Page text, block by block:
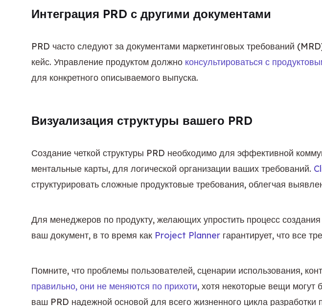
Интеграция PRD с другими документами
PRD часто следуют за документами маркетинговых требований
кейс. Управление продуктом должно консультироваться с
для конкретного описываемого выпуска.
Визуализация структуры вашего PRD
Создание четкой структуры PRD необходимо для эффективной
ментальные карты, для логической организации ваших требований.
структурировать сложные продуктовые требования, облегчая
Для менеджеров по продукту, желающих упростить процесс
ваш документ, в то время как Project Planner гарантирует, что все
Помните, что проблемы пользователей, сценарии использования,
правильно, они не меняются по прихоти, хотя некоторые вещи могут
ваш PRD надежной основой для всего жизненного цикла разработки